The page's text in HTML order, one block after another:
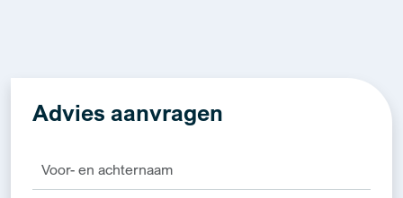
Advies aanvragen